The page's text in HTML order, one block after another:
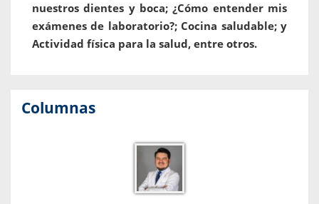
nuestros dientes y boca; ¿Cómo entender mis
exámenes de laboratorio?; Cocina saludable; y
Actividad física para la salud, entre otros.
Columnas